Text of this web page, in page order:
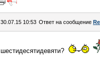
30.07.15 10:53 Ответ на сообщение
шестидесятидевяти?